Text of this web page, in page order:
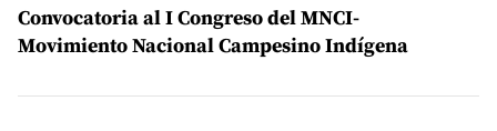
Convocatoria al I Congreso del MNCI-
Movimiento Nacional Campesino Indígena